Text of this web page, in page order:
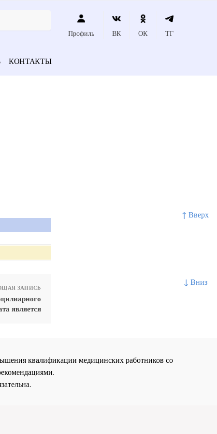
↑ Вверх
↓ Вниз
Профиль ВК ОК ТГ
КОНТАКТЫ
ЗАПИСЬ
является
квалификации медицинских работников со